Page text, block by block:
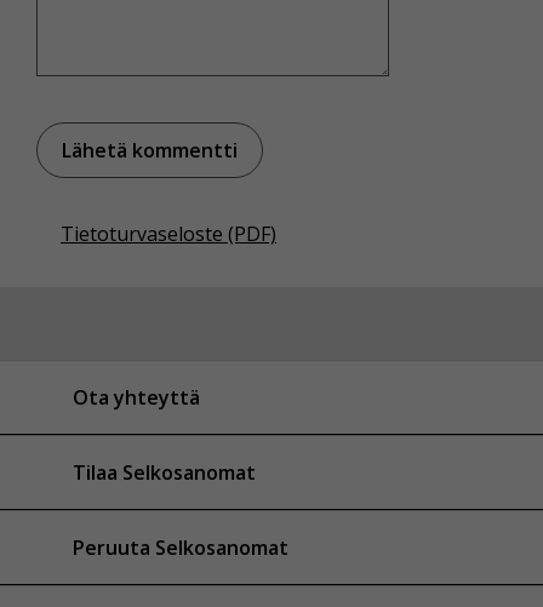
Tietoturvaseloste (PDF)
Ota yhteyttä
Tilaa Selkosanomat
Peruuta Selkosanomat